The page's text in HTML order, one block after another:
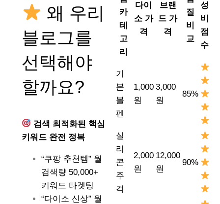
왜 우리
블로그를
선택해야
할까요?
검색 최적화된 핵심
키워드 완전 정복
“쿠팡 추천템” 월
검색량 50,000+
키워드 타겟팅
“다이소 신상” 월
카
테
고
리
다이
소 가
격
브랜
드 가
격
질
비
교
성
비
점
수
기
본
볼
펜
1,000
원
3,000
원
85%
실
리
콘
주
걱
2,000
원
12,000
원
90%